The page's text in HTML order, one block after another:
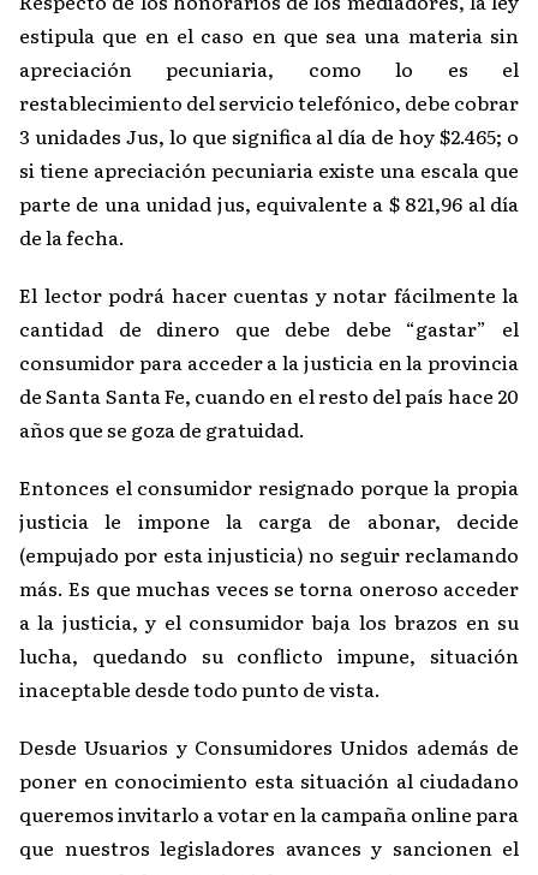
estipula que en el caso en que sea una materia sin
apreciación pecuniaria, como lo es el
restablecimiento del servicio telefónico, debe cobrar
3 unidades Jus, lo que significa al día de hoy $2.465; o
si tiene apreciación pecuniaria existe una escala que
parte de una unidad jus, equivalente a $ 821,96 al día
de la fecha.
El lector podrá hacer cuentas y notar fácilmente la
cantidad de dinero que debe debe “gastar” el
consumidor para acceder a la justicia en la provincia
de Santa Santa Fe, cuando en el resto del país hace 20
años que se goza de gratuidad.
Entonces el consumidor resignado porque la propia
justicia le impone la carga de abonar, decide
(empujado por esta injusticia) no seguir reclamando
más. Es que muchas veces se torna oneroso acceder
a la justicia, y el consumidor baja los brazos en su
lucha, quedando su conflicto impune, situación
inaceptable desde todo punto de vista.
Desde Usuarios y Consumidores Unidos además de
poner en conocimiento esta situación al ciudadano
queremos invitarlo a votar en la campaña online para
que nuestros legisladores avances y sancionen el